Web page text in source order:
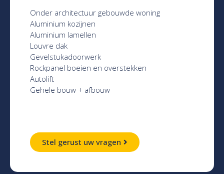
Onder architectuur gebouwde woning
Aluminium kozijnen
Aluminium lamellen
Louvre dak
Gevelstukadoorwerk
Rockpanel boeien en overstekken
Autolift
Gehele bouw + afbouw
Stel gerust uw vragen